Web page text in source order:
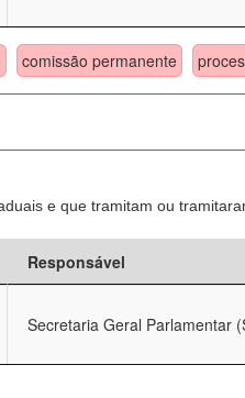
comissão permanente
e que tramitam ou
Responsável
Secretaria Geral Parlamentar